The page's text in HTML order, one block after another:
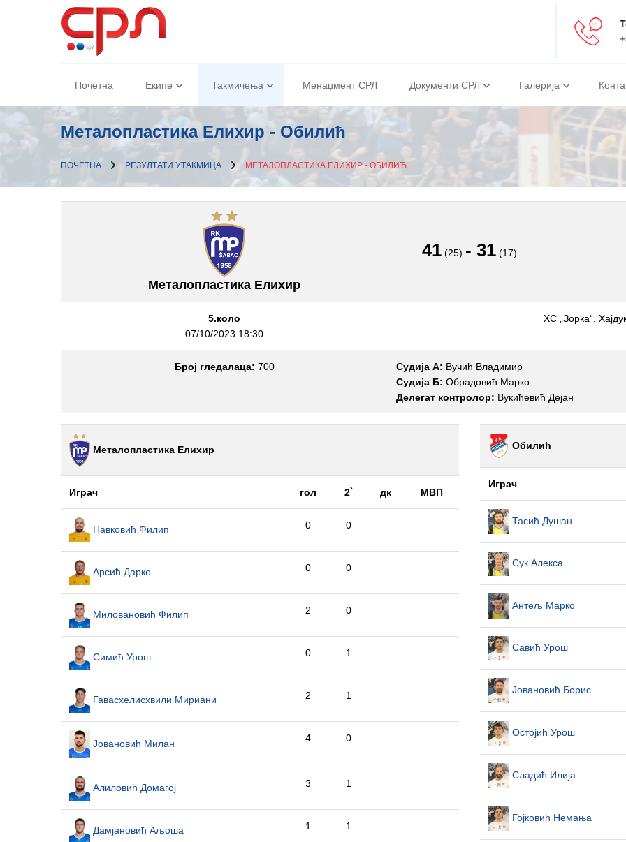
Почетна Екипе Такмичења Менаџмент СРЛ Документи СРЛ Галерија
Металопластика Елиxир - Обилић
ПОЧЕТНА РЕЗУЛТАТИ УТАКМИЦА МЕТАЛОПЛАСТИКА ЕЛИXИР - ОБИЛИЋ
Металопластика Елиxир
41 (25) - 31 (17)
5.коло
07/10/2023 18:30
ХС „Зорка“,
Број гледалаца: 700 Судија А: Вучић Владимир
Судија Б: Обрадовић Марко
Делегат контролор: Вукићевић Дејан
Металопластика Елиxир
Играч гол 2` дк МВП
Павковић Филип 0 0
Арсић Дарко 0 0
Миловановић Филип 2 0
Симић Урош 0 1
Гавасхелисхвили Мириани 2 1
Јовановић Милан 4 0
Алиловић Домагој 3 1
Дамјановић Аљоша 1 1
Обилић
Играч
Тасић Душан
Сук Алекса
Антељ Марко
Савић Урош
Јовановић Борис
Остојић Урош
Сладић Илија
Гојковић Немања